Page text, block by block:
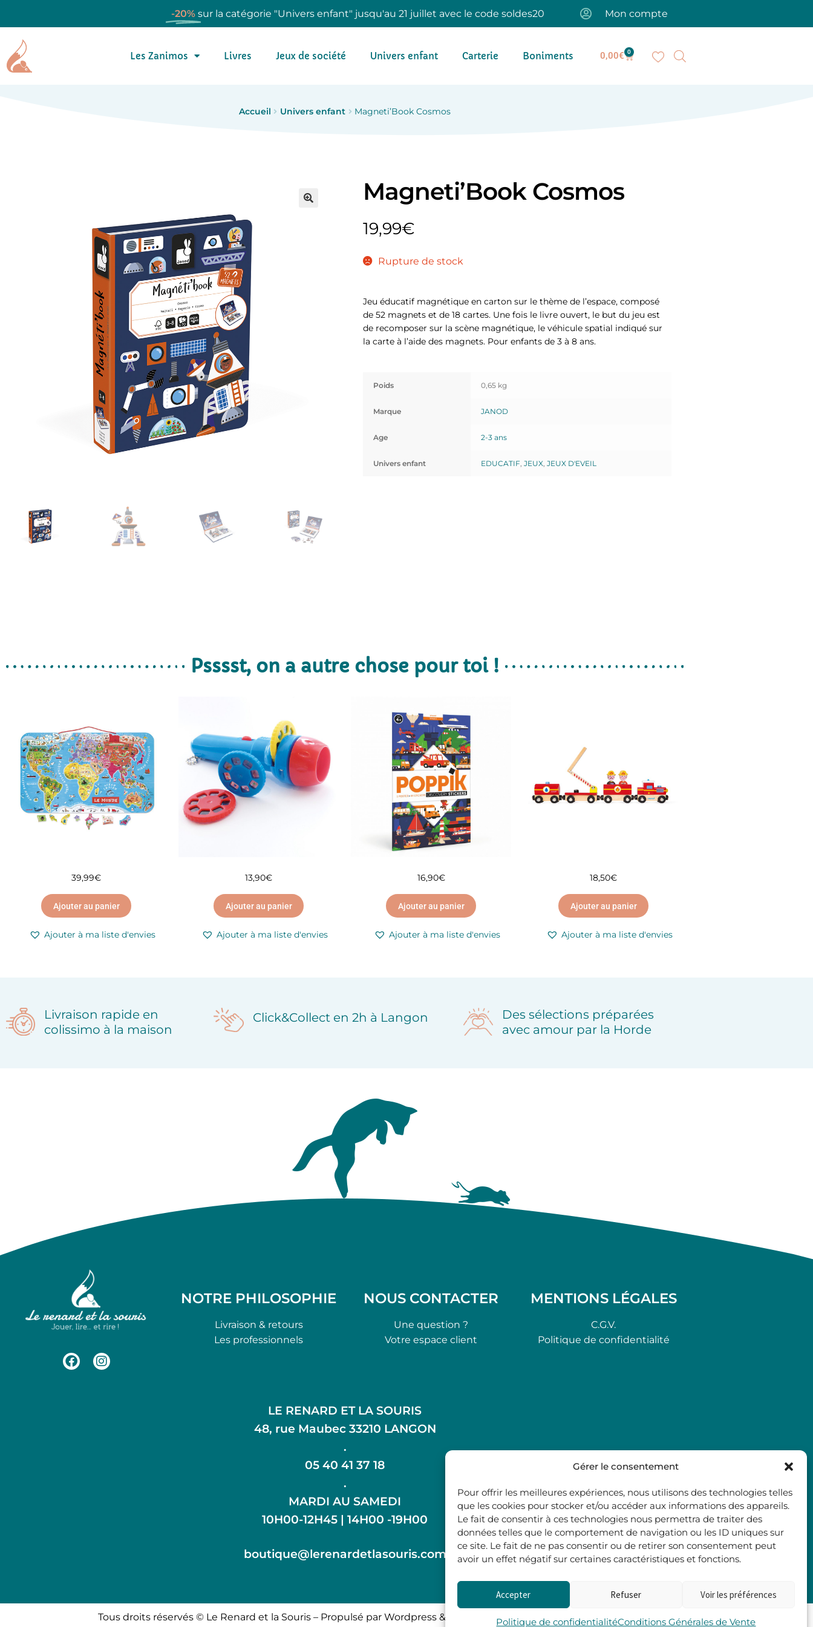
Gérer le consentement
Pour offrir les meilleures expériences, nous utilisons des technologies telles
que les cookies pour stocker et/ou accéder aux informations des appareils.
Le fait de consentir à ces technologies nous permettra de traiter des
données telles que le comportement de navigation ou les ID uniques sur
ce site. Le fait de ne pas consentir ou de retirer son consentement peut
avoir un effet négatif sur certaines caractéristiques et fonctions.
Accepter Refuser Voir les préférences
Politique de confidentialitéConditions Générales de Vente
-20% sur la catégorie "Univers enfant" jusqu'au 21 juillet avec le code soldes20 Mon compte
Les Zanimos Livres Jeux de société Univers enfant Carterie Boniments 0,00€ 0
Accueil Univers enfant Magneti’Book Cosmos
Magneti’Book Cosmos
19,99€
Rupture de stock
Jeu éducatif magnétique en carton sur le thème de l’espace, composé
de 52 magnets et de 18 cartes. Une fois le livre ouvert, le but du jeu est
de recomposer sur la scène magnétique, le véhicule spatial indiqué sur
la carte à l’aide des magnets. Pour enfants de 3 à 8 ans.
Poids 0,65 kg
Marque JANOD
Age 2-3 ans
Univers enfant EDUCATIF JEUX, JEUX D'EVEIL
Psssst, on a autre chose pour toi !
39,99€
Ajouter au panier
Ajouter à ma liste d'envies
13,90€
Ajouter au panier
Ajouter à ma liste d'envies
16,90€
Ajouter au panier
Ajouter à ma liste d'envies
18,50€
Ajouter au panier
Ajouter à ma liste d'envies
Livraison rapide en
colissimo à la maison
Click&Collect en 2h à Langon
Des sélections préparées
avec amour par la Horde
NOTRE PHILOSOPHIE
Livraison & retours
Les professionnels
NOUS CONTACTER
Une question ?
Votre espace client
MENTIONS LÉGALES
C.G.V.
Politique de confidentialité
LE RENARD ET LA SOURIS
48, rue Maubec 33210 LANGON
.
05 40 41 37 18
.
MARDI AU SAMEDI
10H00-12H45 | 14H00 -19H00
boutique@lerenardetlasouris.com
Tous droits réservés © Le Renard et la Souris – Propulsé par Wordpress & Piloté par l’agence Les 2 Rives